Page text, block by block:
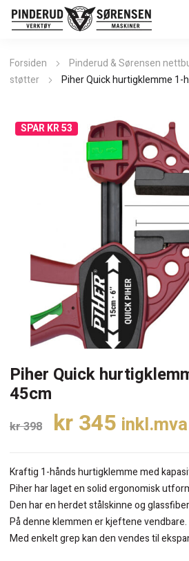
Forsiden Pinderud & Sørensen
støtter
Piher Quick hurtigklemme 1-
SPAR KR 53
Piher Quick
45cm
kr398 Opprinnelig
var:
kr 398.
kr345
er:
kr 345.
Kraftig 1-hånds hurtigklemme med
Piher har laget en solid ergonomisk
Den har en herdet stålskinne og
På denne klemmen er kjeftene vendbare.
Med enkelt grep kan den vendes til